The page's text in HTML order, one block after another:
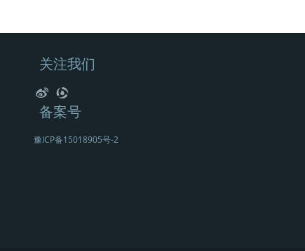
关注我们
备案号
豫ICP备15018905号-2